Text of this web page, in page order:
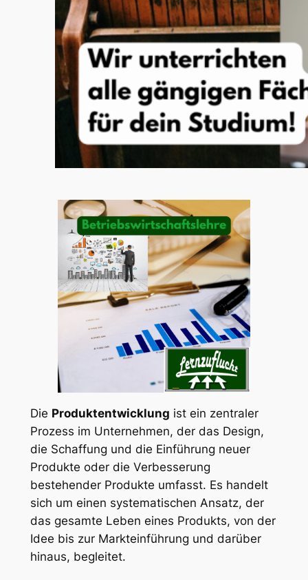
Die Produktentwicklung ist ein zentraler
Prozess im Unternehmen, der das Design,
die Schaffung und die Einführung neuer
Produkte oder die Verbesserung
bestehender Produkte umfasst. Es handelt
sich um einen systematischen Ansatz, der
das gesamte Leben eines Produkts, von der
Idee bis zur Markteinführung und darüber
hinaus, begleitet.